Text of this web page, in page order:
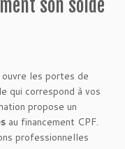
son solde
les portes de
qui correspond à vos
propose un
au financement CPF.
professionnelles